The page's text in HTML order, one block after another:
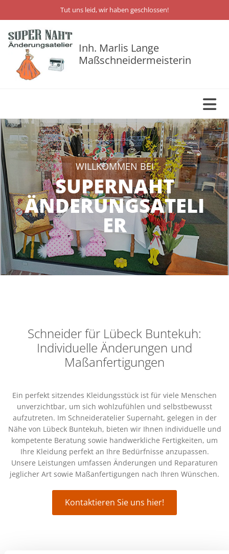
Zum Inhalt springenTut uns leid, wir haben geschlossen!
Inh. Marlis Lange
Maßschneidermeisterin
WILLKOMMEN BEI
SUPERNAHT
ÄNDERUNGSATELI
ER
Schneider für Lübeck Buntekuh:
Individuelle Änderungen und
Maßanfertigungen
Ein perfekt sitzendes Kleidungsstück ist für viele Menschen
unverzichtbar, um sich wohlzufühlen und selbstbewusst
aufzutreten. Im Schneideratelier Supernaht, gelegen in der
Nähe von Lübeck Buntekuh, bieten wir Ihnen individuelle und
kompetente Beratung sowie handwerkliche Fertigkeiten, um
Ihre Kleidung perfekt an Ihre Bedürfnisse anzupassen.
Unsere Leistungen umfassen Änderungen und Reparaturen
jeglicher Art sowie Maßanfertigungen nach Ihren Wünschen.
Kontaktieren Sie uns hier!